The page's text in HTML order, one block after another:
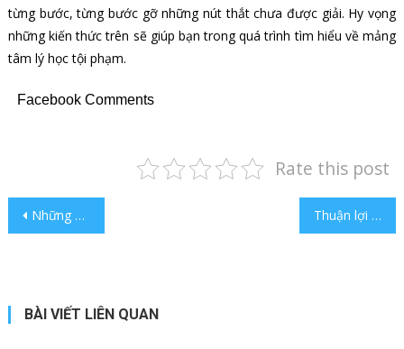
từng bước, từng bước gỡ những nút thắt chưa được giải. Hy vọng
những kiến thức trên sẽ giúp bạn trong quá trình tìm hiểu về mảng
tâm lý học tội phạm.
Facebook Comments
Rate this post
Điều hướng bài viết
Những cuốn sách hay nhất thế giới nên đọc để thành công Thuận lợi khi xét tuyển Cao đẳng Dược hiện nay
BÀI VIẾT LIÊN QUAN